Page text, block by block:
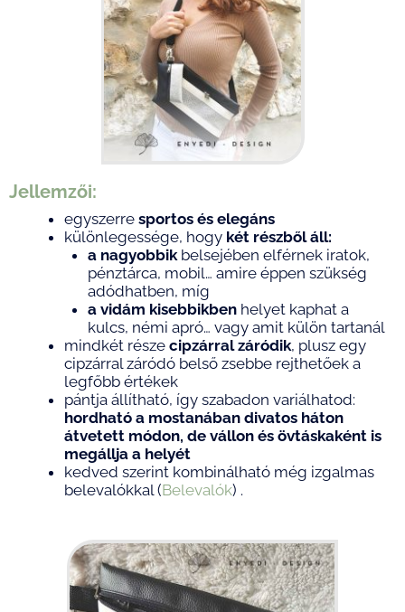
Jellemzői:
egyszerre sportos és elegáns
különlegessége, hogy két részből áll:
a nagyobbikbelsejében elférnek iratok,
pénztárca, mobil… amire éppen szükség
adódhatben, míg
a vidám kisebbikbenhelyet kaphat a
kulcs, némi apró… vagy amit külön tartanál
mindkét része cipzárral záródik, plusz egy
cipzárral záródó belső zsebbe rejthetőek a
legfőbb értékek
pántja állítható, így szabadon variálhatod:
hordható a mostanában divatos háton
átvetett módon, de vállon és övtáskaként is
megállja a helyét
kedved szerint kombinálható még izgalmas
belevalókkal (Belevalók) .